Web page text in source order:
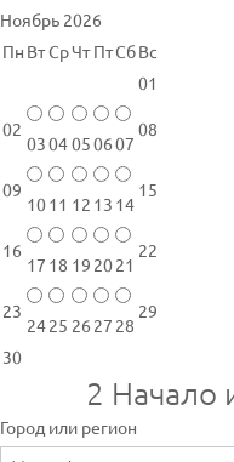
Ноябрь 2026
Пн ВтСрЧт ПтСбВс
01
02
0304050607
08
09
1011 12 13 14
15
16
17 18 19 2021
22
23
2425 26 27 28
29
30
2 Начало
Город или регион